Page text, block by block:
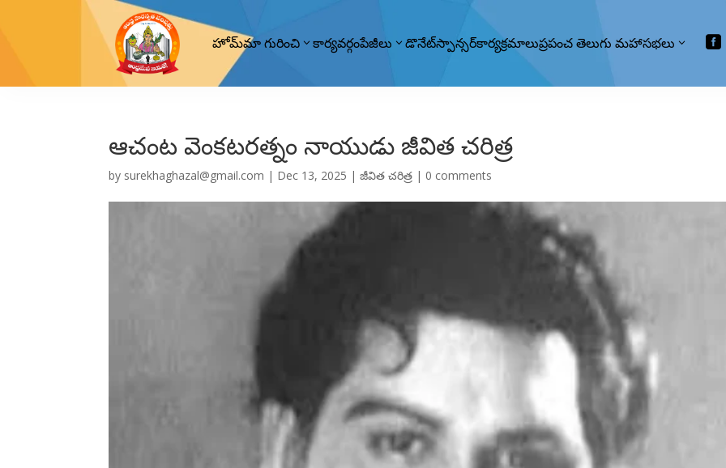
హోమ్మా గురించి కార్యవర్గంపేజీలు డొనేట్స్పాన్సర్కార్యక్రమాలుప్రపంచ తెలుగు మహాసభలు 
ఆచంట వెంకటరత్నం నాయుడు జీవిత చరిత్ర
by surekhaghazal@gmail.com | Dec 13, 2025 |జీవిత చరిత్ర | 0 comments